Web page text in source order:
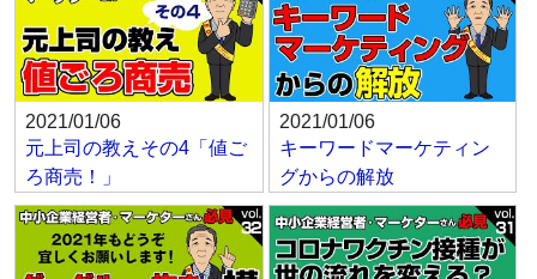
2021/01/06
元上司の教えその4「値ご
ろ商売！」
2021/01/06
キーワードマーケティン
グからの解放